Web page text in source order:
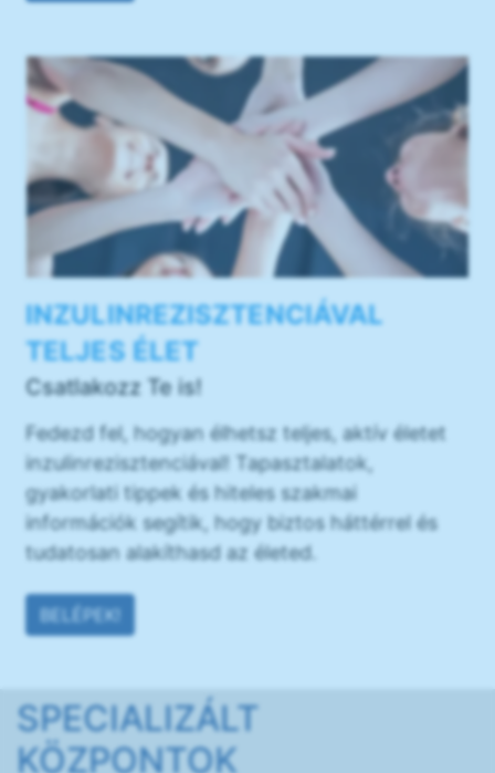
INZULINREZISZTENCIÁVAL
TELJES ÉLET
Csatlakozz Te is!
Fedezd fel, hogyan élhetsz teljes, aktív életet
inzulinrezisztenciával! Tapasztalatok,
gyakorlati tippek és hiteles szakmai
információk segítik, hogy biztos háttérrel és
tudatosan alakíthasd az életed.
BELÉPEK!
SPECIALIZÁLT
KÖZPONTOK